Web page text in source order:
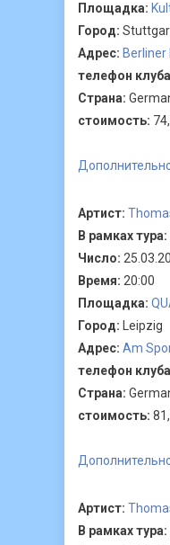
Площадка:
Город:
Адрес: Berliner
телефон
Страна:
стоимость:
Артист:
В рамках тура:
Число:
Время: 20:00
Площадка:
Город:
Leipzig
Адрес: Am
телефон
Страна:
стоимость:
Артист:
В рамках тура: